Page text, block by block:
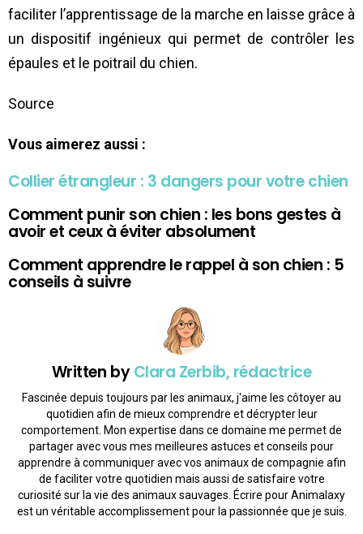
faciliter l’apprentissage de la marche en laisse grâce à
un dispositif ingénieux qui permet de contrôler les
épaules et le poitrail du chien.
Source
Vous aimerez aussi :
Collier étrangleur : 3 dangers pour votre chien
Comment punir son chien : les bons gestes à
avoir et ceux à éviter absolument
Comment apprendre le rappel à son chien : 5
conseils à suivre
Written byClara Zerbib, rédactrice
Fascinée depuis toujours par les animaux, j'aime les côtoyer au
quotidien afin de mieux comprendre et décrypter leur
comportement. Mon expertise dans ce domaine me permet de
partager avec vous mes meilleures astuces et conseils pour
apprendre à communiquer avec vos animaux de compagnie afin
de faciliter votre quotidien mais aussi de satisfaire votre
curiosité sur la vie des animaux sauvages. Écrire pour Animalaxy
est un véritable accomplissement pour la passionnée que je suis.